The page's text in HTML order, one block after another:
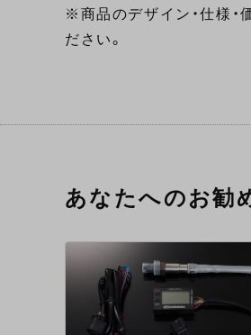
※商品のデザイン・仕様・
ださい。
あなたへのお勧